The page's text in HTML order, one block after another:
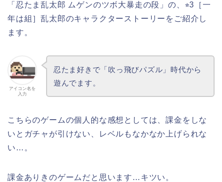
「忍たま乱太郎 ムゲンのツボ大暴走の段」の、⭐︎3［一
年は組］乱太郎のキャラクターストーリーをご紹介し
ます。
アイコン名を
入力
忍たま好きで「吹っ飛びパズル」時代から
遊んでます。
こちらのゲームの個人的な感想としては、課金をしな
いとガチャが引けない、レベルもなかなか上げられな
い…。
課金ありきのゲームだと思います…キツい。